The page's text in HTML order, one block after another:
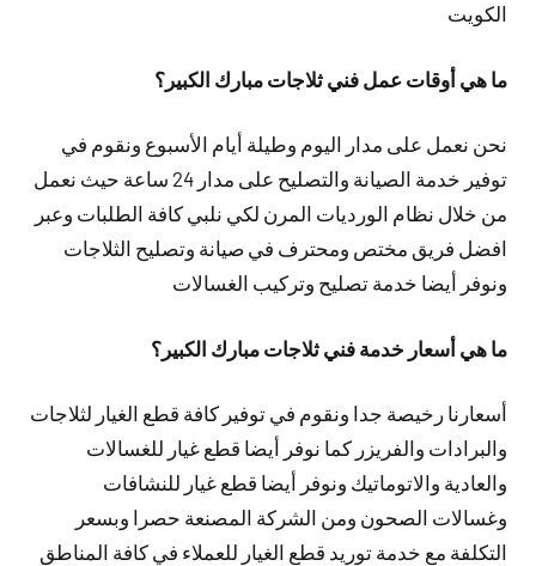
الكويت
ما هي أوقات عمل فني ثلاجات مبارك الكبير؟
نحن نعمل على مدار اليوم وطيلة أيام الأسبوع ونقوم في
توفير خدمة الصيانة والتصليح على مدار 24 ساعة حيث نعمل
من خلال نظام الورديات المرن لكي نلبي كافة الطلبات وعبر
افضل فريق مختص ومحترف في صيانة وتصليح الثلاجات
ونوفر أيضا خدمة تصليح وتركيب الغسالات
ما هي أسعار خدمة فني ثلاجات مبارك الكبير؟
أسعارنا رخيصة جدا ونقوم في توفير كافة قطع الغيار لثلاجات
والبرادات والفريزر كما نوفر أيضا قطع غيار للغسالات
والعادية والاتوماتيك ونوفر أيضا قطع غيار للنشافات
وغسالات الصحون ومن الشركة المصنعة حصرا وبسعر
التكلفة مع خدمة توريد قطع الغيار للعملاء في كافة المناطق